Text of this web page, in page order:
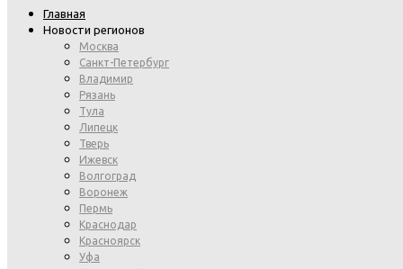
Главная
Новости регионов
Москва
Санкт-Петербург
Владимир
Рязань
Тула
Липецк
Тверь
Ижевск
Волгоград
Воронеж
Пермь
Краснодар
Красноярск
Уфа